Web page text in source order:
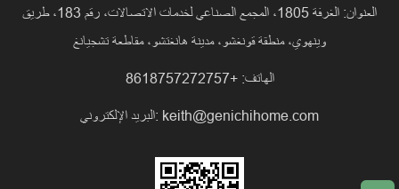
العنوان: الغرفة 1805، المجمع الصناعي لخدمات الاتصالات، رقم 183، طريق
وينهوي، منطقة قونغشو، مدينة هانغتشو، مقاطعة تشجيانغ
الهاتف: +8618757272757
البريد الإلكتروني: keith@genichihome.com